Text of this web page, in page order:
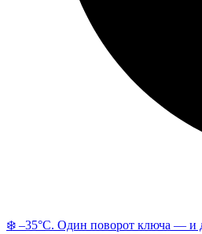
❄️ –35°C. Один поворот ключа — и